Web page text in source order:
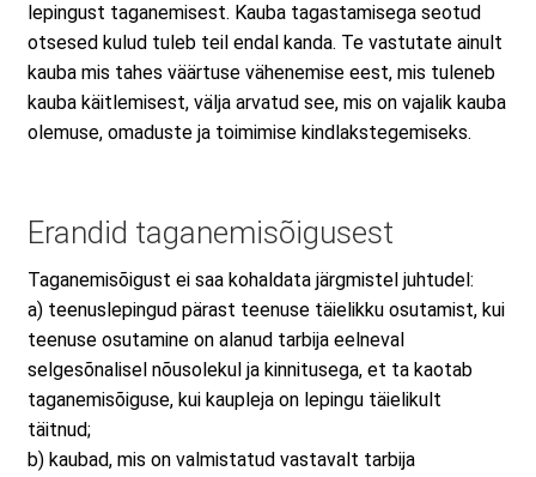
lepingust taganemisest. Kauba tagastamisega seotud
otsesed kulud tuleb teil endal kanda. Te vastutate ainult
kauba mis tahes väärtuse vähenemise eest, mis tuleneb
kauba käitlemisest, välja arvatud see, mis on vajalik kauba
olemuse, omaduste ja toimimise kindlakstegemiseks.
Erandid taganemisõigusest
Taganemisõigust ei saa kohaldata järgmistel juhtudel:
a) teenuslepingud pärast teenuse täielikku osutamist, kui
teenuse osutamine on alanud tarbija eelneval
selgesõnalisel nõusolekul ja kinnitusega, et ta kaotab
taganemisõiguse, kui kaupleja on lepingu täielikult
täitnud;
b) kaubad, mis on valmistatud vastavalt tarbija